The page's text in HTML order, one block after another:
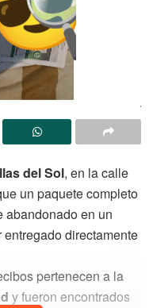
del Sol, en la calle
un paquete completo
abandonado en un
directamente
pertenecen a la
y fueron encontrados